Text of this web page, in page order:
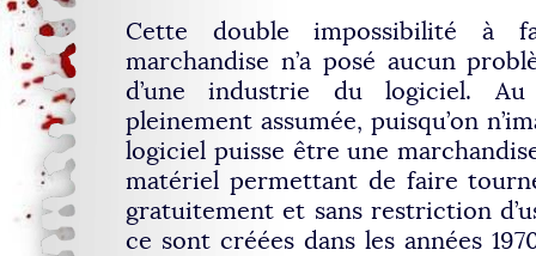
Cette double impossibilité à
marchandise n’a posé aucun
d’une industrie du logiciel.
pleinement assumée, puisqu’on
logiciel puisse être une
matériel permettant de faire
gratuitement et sans restriction
ce sont créées dans les années